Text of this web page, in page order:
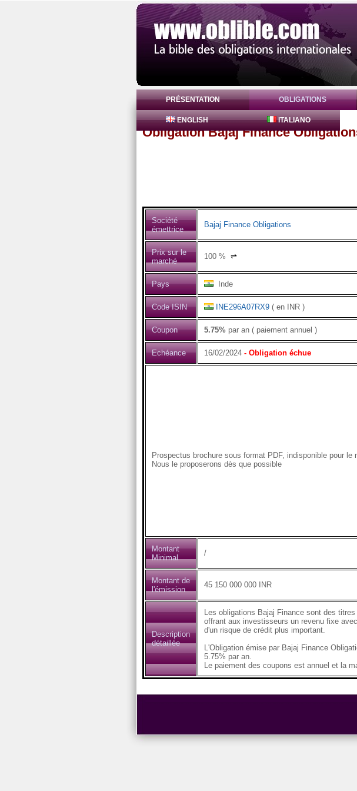
PRÉSENTATION OBLIGATIONS
ENGLISH ITALIANO
Obligation Bajaj Finance
Société
émettrice
Bajaj Finance Obligations
Prix sur le
marché
100% ⇌
Pays Inde
Code ISIN INE296A07RX9( en INR )
Coupon 5.75%par an ( paiement annuel )
Echéance 16/02/2024- Obligation échue
Prospectus brochure sous format PDF, indisponible pour le
Nous le proposerons dès que possible
Montant
Minimal
/
Montant de
l'émission
45 150 000 000 INR
Description
détaillée
Les obligations Bajaj Finance sont des
offrant aux investisseurs un revenu fixe
d'un risque de crédit plus important.
L'Obligation émise par Bajaj Finance
5.75% par an.
Le paiement des coupons est annuel et la